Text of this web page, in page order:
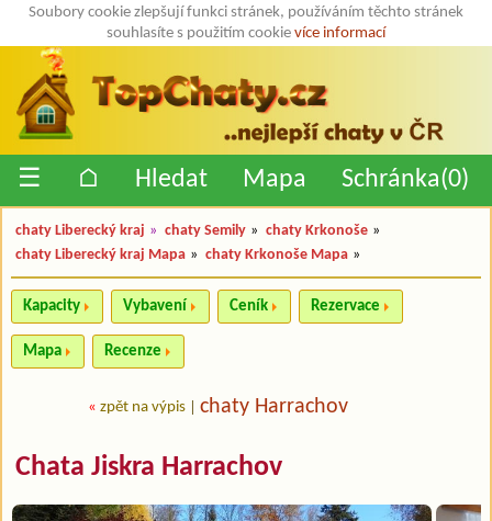
Soubory cookie zlepšují funkci stránek, používáním těchto stránek
souhlasíte s použitím cookie více informací
☰ ⌂ Hledat Mapa Schránka(0)
chaty Liberecký kraj » chaty Semily » chaty Krkonoše »
chaty Liberecký kraj Mapa » chaty Krkonoše Mapa »
Kapacity Vybavení Ceník Rezervace
Mapa Recenze
« zpět na výpis chaty Harrachov
Chata Jiskra Harrachov